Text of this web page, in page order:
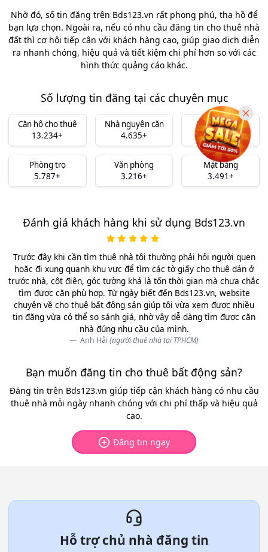
Nhờ đó, số tin đăng trên Bds123.vn rất phong phú, tha hồ để
bạn lựa chọn. Ngoài ra, nếu có nhu cầu đăng tin cho thuê nhà
đất thì cơ hội tiếp cận với khách hàng cao, giúp giao dịch diễn
ra nhanh chóng, hiệu quả và tiết kiệm chi phí hơn so với các
hình thức quảng cáo khác.
Số lượng tin đăng tại các chuyên mục
Căn hộ cho thuê
13.234+
Nhà nguyên căn
4.635+
Nhà mặt tiền
3.622+
Phòng trọ
5.787+
Văn phòng
3.216+
Mặt bằng
3.491+
Đánh giá khách hàng khi sử dụng Bds123.vn
Trước đây khi cần tìm thuê nhà tôi thường phải hỏi người quen
hoặc đi xung quanh khu vực để tìm các tờ giấy cho thuê dán ở
trước nhà, cột điện, góc tường khá là tốn thời gian mà chưa chắc
tìm được căn phù hợp. Từ ngày biết đến Bds123.vn, website
chuyên về cho thuê bất động sản giúp tôi vừa xem được nhiều
tin đăng vừa có thể so sánh giá, nhờ vậy dễ dàng tìm được căn
nhà đúng nhu cầu của mình.
Anh Hải (người thuê nhà tại TPHCM)
Bạn muốn đăng tin cho thuê bất động sản?
Đăng tin trên Bds123.vn giúp tiếp cận khách hàng có nhu cầu
thuê nhà mỗi ngày nhanh chóng với chi phí thấp và hiệu quả
cao.
Đăng tin ngay
Hỗ trợ chủ nhà đăng tin